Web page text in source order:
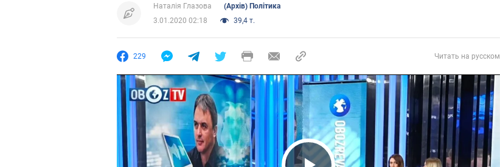
Наталія Глазова
(Архів) Політика
3.01.2020 02:18
39,4 т.
229 Читать на русском